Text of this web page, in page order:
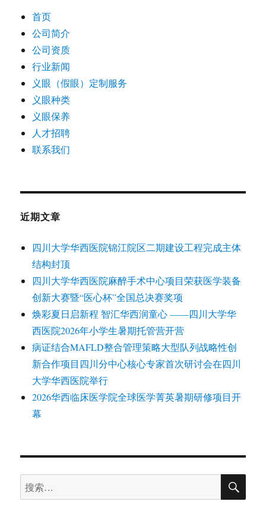
首页
公司简介
公司资质
行业新闻
义眼（假眼）定制服务
义眼种类
义眼保养
人才招聘
联系我们
近期文章
四川大学华西医院锦江院区二期建设工程完成主体
结构封顶
四川大学华西医院麻醉手术中心项目荣获医学装备
创新大赛暨“医心杯”全国总决赛奖项
焕彩夏日启新程 智汇华西润童心 ——四川大学华
西医院2026年小学生暑期托管营开营
病证结合MAFLD整合管理策略大型队列战略性创
新合作项目四川分中心核心专家首次研讨会在四川
大学华西医院举行
2026华西临床医学院全球医学菁英暑期研修项目开
幕
搜
索：
搜